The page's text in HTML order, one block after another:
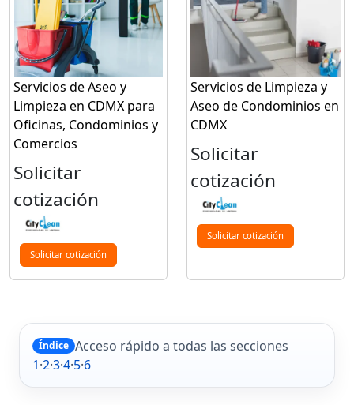
Servicios de Aseo y
Limpieza en CDMX para
Oficinas, Condominios y
Comercios
Solicitar
cotización
Solicitar cotización
Servicios de Limpieza y
Aseo de Condominios en
CDMX
Solicitar
cotización
Solicitar cotización
Índice Acceso rápido a todas las secciones
1·2·3·4·5·6